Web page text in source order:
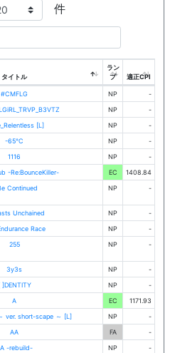
件
タイトル
ラン
プ
適正CPI
#CMFLG NP
-
NP
-
[L] NP
-
-65℃ NP
-
1116 NP
-
-Re:BounceKiller- EC
1408.84
Continued NP -
Unchained NP
-
Race NP
-
255 NP -
3y3s NP
-
]DENTITY NP
-
A EC
1171.93
ver. short-scape ～ [L] NP
-
AA FA
-
-rebuild- NP -